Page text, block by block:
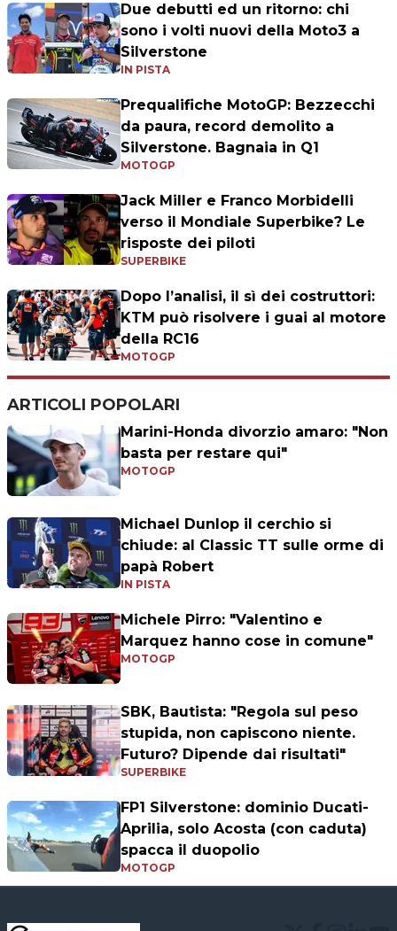
Due debutti ed un ritorno: chi
sono i volti nuovi della Moto3 a
Silverstone
IN PISTA
Prequalifiche MotoGP: Bezzecchi
da paura, record demolito a
Silverstone. Bagnaia in Q1
MOTOGP
Jack Miller e Franco Morbidelli
verso il Mondiale Superbike? Le
risposte dei piloti
SUPERBIKE
Dopo l’analisi, il sì dei costruttori:
KTM può risolvere i guai al motore
della RC16
MOTOGP
ARTICOLI POPOLARI
Marini-Honda divorzio amaro: "Non
basta per restare qui"
MOTOGP
Michael Dunlop il cerchio si
chiude: al Classic TT sulle orme di
papà Robert
IN PISTA
Michele Pirro: "Valentino e
Marquez hanno cose in comune"
MOTOGP
SBK, Bautista: "Regola sul peso
stupida, non capiscono niente.
Futuro? Dipende dai risultati"
SUPERBIKE
FP1 Silverstone: dominio Ducati-
Aprilia, solo Acosta (con caduta)
spacca il duopolio
MOTOGP